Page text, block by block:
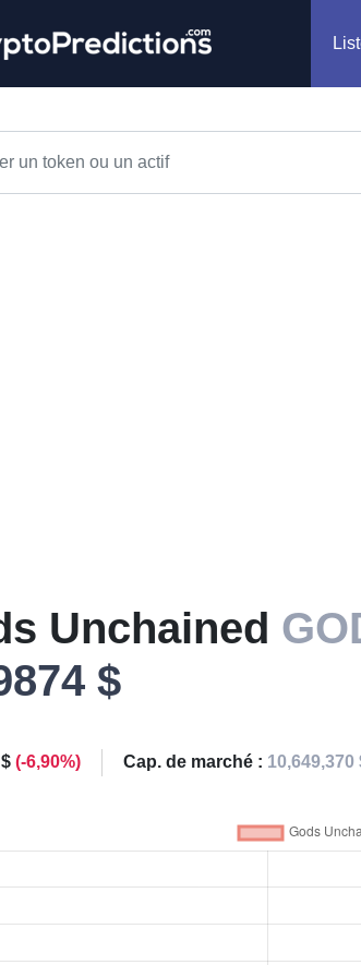
Unchained
$
(-6,90%) Cap. de marché : 10,649,370